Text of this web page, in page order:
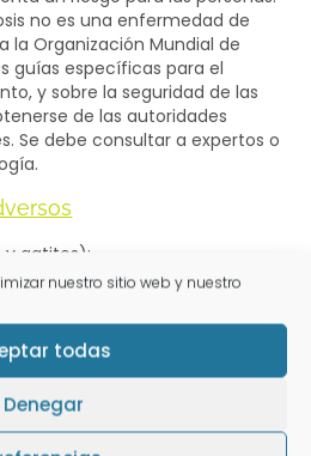
nuestro sitio web y nuestro
todas
Denegar
no es una enfermedad de
la Organización Mundial de
guías específicas para el
y sobre la seguridad de las
de las autoridades
Se debe consultar a expertos o
y gatitos):
10 000 animales tratados,
como, letargo)*
ataxia, temblor muscular)*
(p. ej. diarrea, emesis)*